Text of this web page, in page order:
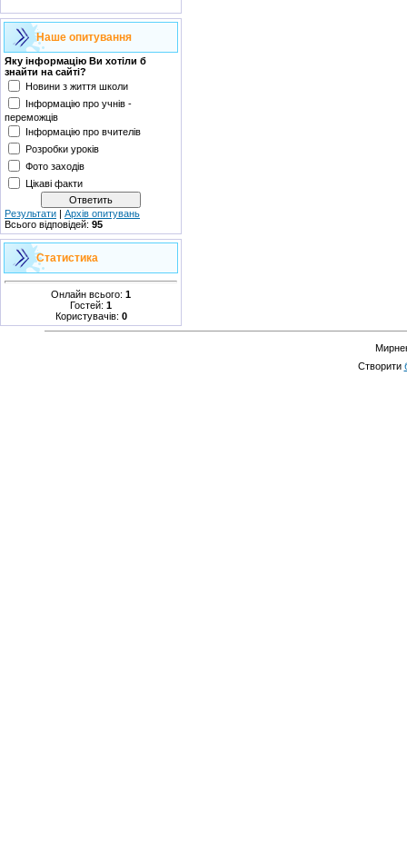
Наше опитування
Яку інформацію Ви хотіли б
знайти на сайті?
Новини з життя школи
Інформацію про учнів -
переможців
Інформацію про вчителів
Розробки уроків
Фото заходів
Цікаві факти
Результати | Архів опитувань
Всього відповідей: 95
Статистика
Онлайн всього: 1
Гостей: 1
Користувачів: 0
Створити